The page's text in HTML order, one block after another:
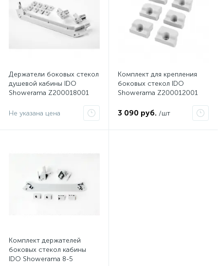
Держатели боковых стекол
душевой кабины IDO
Showerama Z200018001
Не указана цена
Комплект для крепления
боковых стекол IDO
Showerama Z200012001
3 090 руб. /шт
Комплект держателей
боковых стекол кабины
IDO Showerama 8-5